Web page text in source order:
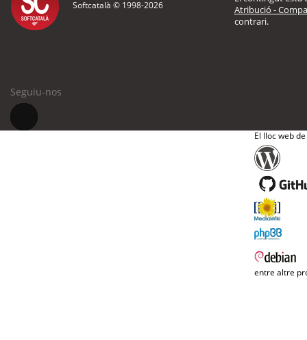
Softcatalà © 1998-2026
Atribució -
contrari.
Seguiu-nos
El lloc web
entre altre